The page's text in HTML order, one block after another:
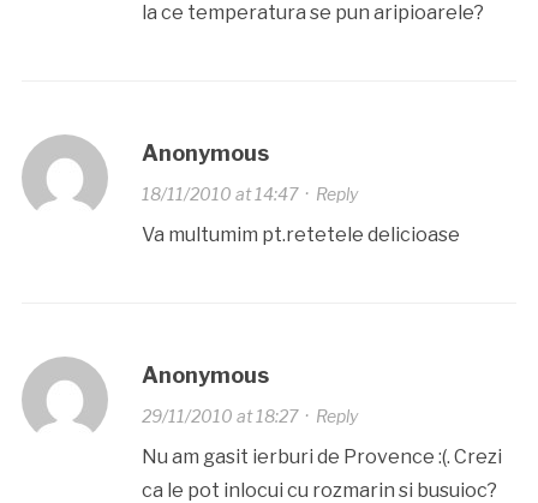
la ce temperatura se pun aripioarele?
Anonymous
18/11/2010 at 14:47· Reply
Va multumim pt.retetele delicioase
Anonymous
29/11/2010 at 18:27· Reply
Nu am gasit ierburi de Provence :(. Crezi
ca le pot inlocui cu rozmarin si busuioc?